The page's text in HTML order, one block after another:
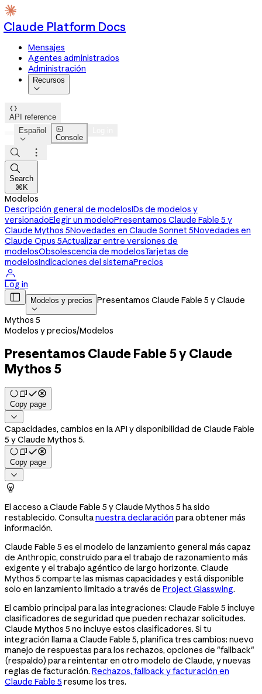
Claude Platform Docs
Mensajes
Agentes administrados
Administración
Recursos


API reference
Español


Console



Search
⌘K
Modelos
Descripción general de modelosIDs de modelos y
versionadoElegir un modeloPresentamos Claude Fable 5 y
Claude Mythos 5Novedades en Claude Sonnet 5Novedades en
Claude Opus 5Actualizar entre versiones de
modelosObsolescencia de modelosTarjetas de
modelosIndicaciones del sistemaPrecios

Log in
 Modelos y precios

Presentamos Claude Fable 5 y Claude
Mythos 5
Modelos y precios/Modelos
Presentamos Claude Fable 5 y Claude
Mythos 5
Copy page

Capacidades, cambios en la API y disponibilidad de Claude Fable
5 y Claude Mythos 5.
Copy page


El acceso a Claude Fable 5 y Claude Mythos 5 ha sido
restablecido. Consultanuestra declaración para obtener más
información.
Claude Fable 5 es el modelo de lanzamiento general más capaz
de Anthropic, construido para el trabajo de razonamiento más
exigente y el trabajo agéntico de largo horizonte. Claude
Mythos 5 comparte las mismas capacidades y está disponible
solo en lanzamiento limitado a través de Project Glasswing.
El cambio principal para las integraciones: Claude Fable 5 incluye
clasificadores de seguridad que pueden rechazar solicitudes.
Claude Mythos 5 no incluye estos clasificadores. Si tu
integración llama a Claude Fable 5, planifica tres cambios: nuevo
manejo de respuestas para los rechazos, opciones de "fallback"
(respaldo) para reintentar en otro modelo de Claude, y nuevas
reglas de facturación. Rechazos, fallback y facturación en
Claude Fable 5 resume los tres.